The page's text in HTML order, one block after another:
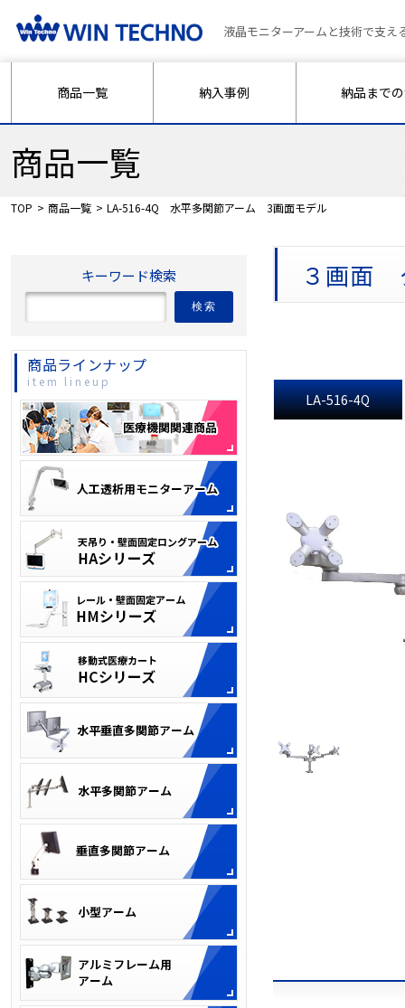
液晶モニターアームと技術で支
商品一覧 納入事例 納品まで
商品一覧
TOP 商品一覧 LA-516-4Q 水平多関節アーム 3画面モデル
３画面
LA-516-4Q
キーワード検索
検索
商品ラインナップ
item lineup